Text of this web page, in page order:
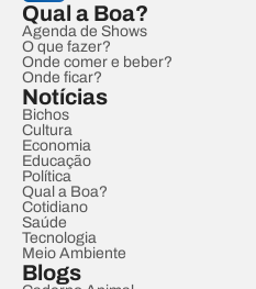
Qual a Boa?
Agenda de Shows
O que fazer?
Onde comer e beber?
Onde ficar?
Notícias
Bichos
Cultura
Economia
Educação
Política
Qual a Boa?
Cotidiano
Saúde
Tecnologia
Meio Ambiente
Blogs